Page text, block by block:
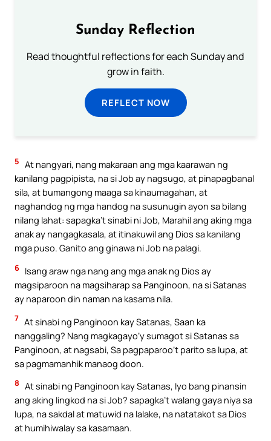
Sunday Reflection
Read thoughtful reflections for each Sunday and
grow in faith.
REFLECT NOW
5 At nangyari, nang makaraan ang mga kaarawan ng
kanilang pagpipista, na si Job ay nagsugo, at pinapagbanal
sila, at bumangong maaga sa kinaumagahan, at
naghandog ng mga handog na susunugin ayon sa bilang
nilang lahat: sapagka’t sinabi ni Job, Marahil ang aking mga
anak ay nangagkasala, at itinakuwil ang Dios sa kanilang
mga puso. Ganito ang ginawa ni Job na palagi.
6 Isang araw nga nang ang mga anak ng Dios ay
magsiparoon na magsiharap sa Panginoon, na si Satanas
ay naparoon din naman na kasama nila.
7 At sinabi ng Panginoon kay Satanas, Saan ka
nanggaling? Nang magkagayo’y sumagot si Satanas sa
Panginoon, at nagsabi, Sa pagpaparoo’t parito sa lupa, at
sa pagmamanhik manaog doon.
8 At sinabi ng Panginoon kay Satanas, Iyo bang pinansin
ang aking lingkod na si Job? sapagka’t walang gaya niya sa
lupa, na sakdal at matuwid na lalake, na natatakot sa Dios
at humihiwalay sa kasamaan.